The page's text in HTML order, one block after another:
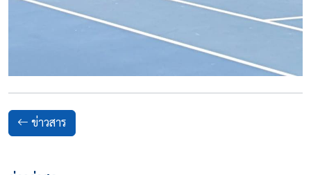
ข่าวสาร